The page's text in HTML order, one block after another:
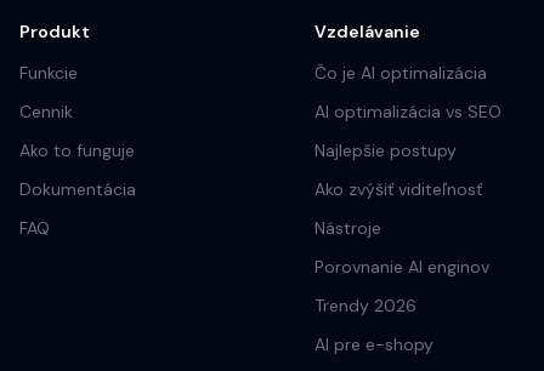
Produkt
Funkcie
Cennik
Ako to funguje
Dokumentácia
FAQ
Vzdelávanie
Čo je AI optimalizácia
AI optimalizácia vs SEO
Najlepšie postupy
Ako zvýšiť viditeľnosť
Nástroje
Porovnanie AI enginov
Trendy 2026
AI pre e-shopy